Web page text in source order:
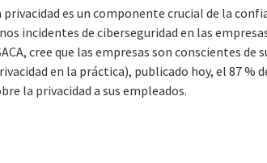
privacidad es un componente crucial de la
incidentes de ciberseguridad en las
cree que las empresas son conscientes de
en la práctica), publicado hoy, el 87 %
la privacidad a sus empleados.